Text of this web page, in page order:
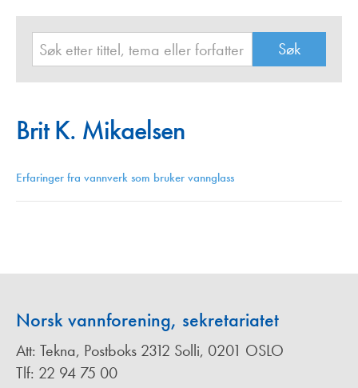
Brit K. Mikaelsen
Erfaringer fra vannverk som bruker vannglass
Norsk vannforening, sekretariatet
Att: Tekna, Postboks 2312 Solli, 0201 OSLO
Tlf: 22 94 75 00